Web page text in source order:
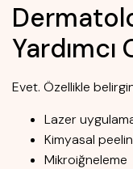
Yardımcı
Evet. Özellikle
Lazer
Kimyasal
Mikroiğneleme